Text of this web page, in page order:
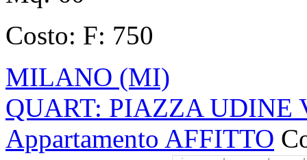
Costo: F: 750
MILANO (MI)
QUART: PIAZZA UDINE
Appartamento AFFITTO